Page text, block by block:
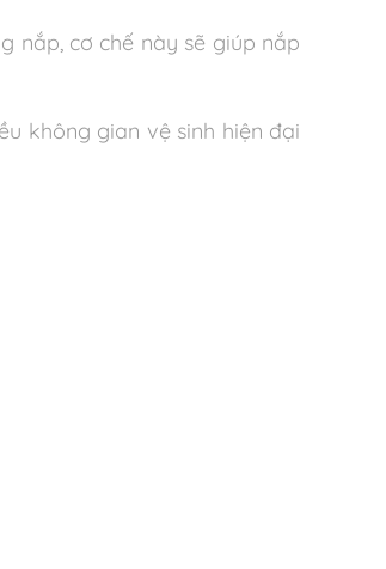
nắp, cơ chế này sẽ giúp nắp
không gian vệ sinh hiện đại